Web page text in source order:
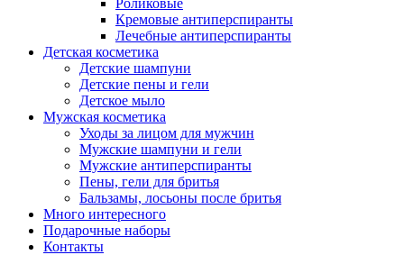
Кремовые антиперспиранты
Лечебные антиперспиранты
Детская косметика
Детские шампуни
Детские пены и гели
Детское мыло
Мужская косметика
Уходы за лицом для мужчин
Мужские шампуни и гели
Мужские антиперспиранты
Пены, гели для бритья
Бальзамы, лосьоны после бритья
Много интересного
Подарочные наборы
Контакты